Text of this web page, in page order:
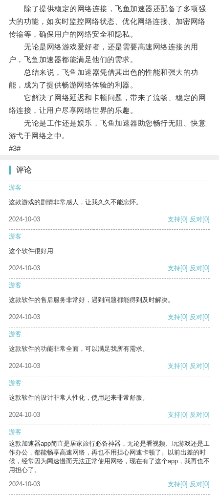
除了提供稳定的网络连接，飞鱼加速器还配备了多项强
大的功能，如实时监控网络状态、优化网络连接、加密网络
传输等，确保用户的网络安全和隐私。
无论是网络游戏爱好者，还是需要高速网络连接的用
户，飞鱼加速器都能满足他们的需求。
总结来说，飞鱼加速器凭借其出色的性能和强大的功
能，成为了提供畅游网络体验的利器。
它解决了网络延迟和卡顿问题，带来了流畅、稳定的网
络连接，让用户尽享网络世界的乐趣。
无论是工作还是娱乐，飞鱼加速器助您畅行无阻、快意
游弋于网络之中。
#3#
评论
游客
这款游戏的剧情非常感人，让我久久不能忘怀。
2024-10-03 支持[0] 反对[0]
游客
这个软件很好用
2024-10-03 支持[0] 反对[0]
游客
这款软件的售后服务非常好，遇到问题都能得到及时解决。
2024-10-03 支持[0] 反对[0]
游客
这款软件的功能非常全面，可以满足我所有需求。
2024-10-03 支持[0] 反对[0]
游客
这款软件的设计非常人性化，使用起来非常舒服。
2024-10-03 支持[0] 反对[0]
游客
这款加速器app简直是居家旅行必备神器，无论是看视频、玩游戏还是工
作办公，都能畅享高速网络，再也不用担心网速卡顿了。以前出差的时
候，经常因为网速慢而无法正常使用网络，现在有了这个app，我再也不
用担心了。
2024-10-03
支持[0] 反对[0]